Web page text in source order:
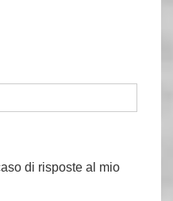
di risposte al mio